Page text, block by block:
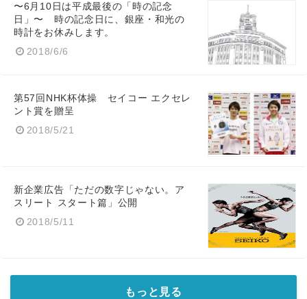
〜6月10日は平成最後の「時の記念
日」〜 時の記念日に、銀座・和光の
時計をお休みします。
2018/6/6
第57回NHK杯体操 セイコー エクセレ
ント賞を贈呈
2018/5/21
新企業広告「ただの数字じゃない。ア
スリート スタート篇」公開
2018/5/11
もっと見る